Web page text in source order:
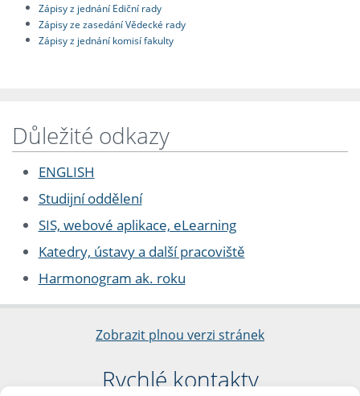
Zápisy z jednání Ediční rady
Zápisy ze zasedání Vědecké rady
Zápisy z jednání komisí fakulty
Důležité odkazy
ENGLISH
Studijní oddělení
SIS, webové aplikace, eLearning
Katedry, ústavy a další pracoviště
Harmonogram ak. roku
Zobrazit plnou verzi stránek
Rychlé kontakty